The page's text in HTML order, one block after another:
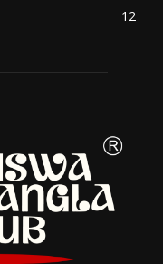
12